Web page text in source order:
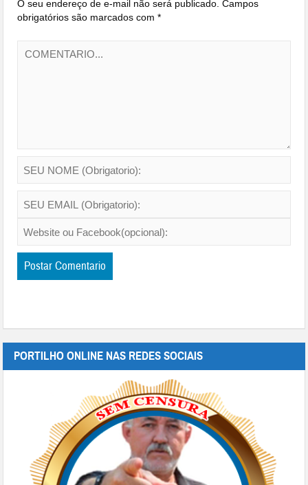
O seu endereço de e-mail não será publicado. Campos
obrigatórios são marcados com*
PORTILHO ONLINE NAS REDES SOCIAIS